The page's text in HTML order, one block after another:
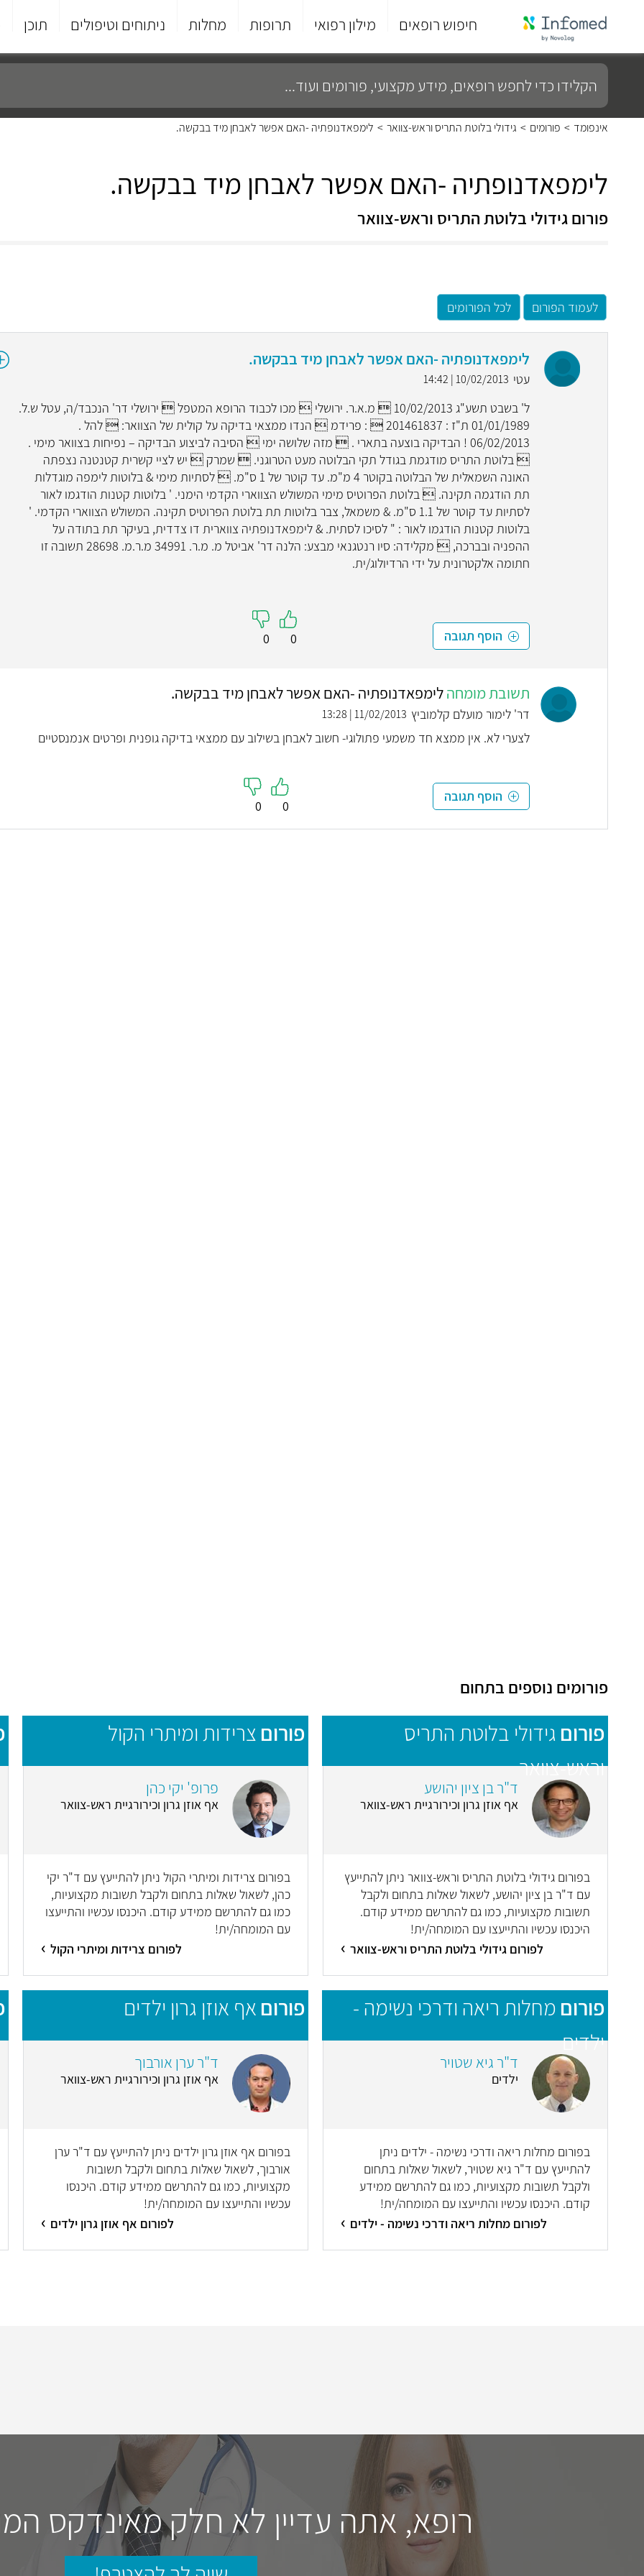
חיפוש רופאים מילון רפואי תרופות מחלות ניתוחים וטיפולים תוכן
סוף
התפריט
הקלידו
כדי
לחפש
רופאים,
מידע
מקצועי,
אינפומד > פורומים > גידולי בלוטת התריס וראש-צוואר > לימפאדנופתיה -האם אפשר לאבחן מיד בבקשה.
לימפאדנופתיה -האם אפשר לאבחן מיד בבקשה.
פורום גידולי בלוטת התריס וראש-צוואר
לעמוד הפורום לכל הפורומים
לימפאדנופתיה -האם אפשר לאבחן מיד בבקשה.
עטי 10/02/2013 | 14:42
ל' בשבט תשע"ג 10/02/2013  מ.א.ר. ירושלי  מכו לכבוד הרופא המטפל  ירושלי דר' הנכבד/ה, עטל ש.ל.
01/01/1989 ת"ז : 201461837  : פרידמ  הנדו ממצאי בדיקה על קולית של הצוואר:  להל .
06/02/2013 ! הבדיקה בוצעה בתארי .  מזה שלושה ימי  הסיבה לביצוע הבדיקה – נפיחות בצוואר מימי .
 בלוטת התריס מודגמת בגודל תקי הבלוטה מעט הטרוגני.  שמרק  יש לציי קשרית קטנטנה נצפתה
האונה השמאלית של הבלוטה בקוטר 4 מ"מ. עד קוטר של 1 ס"מ.  לסתיות מימי & בלוטות לימפה מוגדלות
תת הודגמה תקינה.  בלוטת הפרוטיס מימי המשולש הצווארי הקדמי הימני. ' בלוטות קטנות הודגמו לאור
לסתיות עד קוטר של 1.1 ס"מ. & משמאל, צבר בלוטות תת בלוטת הפרוטיס תקינה. המשולש הצווארי הקדמי. '
בלוטות קטנות הודגמו לאור : " לסיכו לסתית. & לימפאדנופתיה צווארית דו צדדית, בעיקר תת בתודה על
ההפניה ובברכה,  מקלידה: סיו רנטגנאי מבצע: הלנה דר' אביטל מ. מ.ר. 34991 מ.ר.מ. 28698 תשובה זו
חתומה אלקטרונית על ידי הרדיולוג/ית.
הוסף תגובה 0
0
תשובת מומחהלימפאדנופתיה -האם אפשר לאבחן מיד בבקשה.
דר' לימור מועלם קלמוביץ 11/02/2013 | 13:28
לצערי לא. אין ממצא חד משמעי פתולוגי- חשוב לאבחן בשילוב עם ממצאי בדיקה גופנית ופרטים אנמנסטיים
הוסף תגובה
0
0
בעקבות המלצה
פורומים נוספים בתחום
פורום גידולי בלוטת התריס
וראש-צוואר
ד"ר בן ציון יהושע
אף אוזן גרון וכירורגיית ראש-צוואר
בפורום גידולי בלוטת התריס וראש-צוואר ניתן להתייעץ
עם ד"ר בן ציון יהושע, לשאול שאלות בתחום ולקבל
תשובות מקצועיות, כמו גם להתרשם ממידע קודם.
היכנסו עכשיו והתייעצו עם המומחה/ית!
לפורום גידולי בלוטת התריס וראש-צוואר
פורום צרידות ומיתרי הקול
פרופ' יקי כהן
אף אוזן גרון וכירורגיית ראש-צוואר
בפורום צרידות ומיתרי הקול ניתן להתייעץ עם ד"ר יקי
כהן, לשאול שאלות בתחום ולקבל תשובות מקצועיות,
כמו גם להתרשם ממידע קודם. היכנסו עכשיו והתייעצו
עם המומחה/ית!
לפורום צרידות ומיתרי הקול
פורום מחלות ריאה ודרכי נשימה -
ילדים
ד"ר גיא שטויר
ילדים
בפורום מחלות ריאה ודרכי נשימה - ילדים ניתן
להתייעץ עם ד"ר גיא שטויר, לשאול שאלות בתחום
ולקבל תשובות מקצועיות, כמו גם להתרשם ממידע
קודם. היכנסו עכשיו והתייעצו עם המומחה/ית!
לפורום מחלות ריאה ודרכי נשימה - ילדים
פורום אף אוזן גרון ילדים
ד"ר ערן אורבוך
אף אוזן גרון וכירורגיית ראש-צוואר
בפורום אף אוזן גרון ילדים ניתן להתייעץ עם ד"ר ערן
אורבוך, לשאול שאלות בתחום ולקבל תשובות
מקצועיות, כמו גם להתרשם ממידע קודם. היכנסו
עכשיו והתייעצו עם המומחה/ית!
לפורום אף אוזן גרון ילדים
רופא, אתה עדיין לא חלק מאינדקס